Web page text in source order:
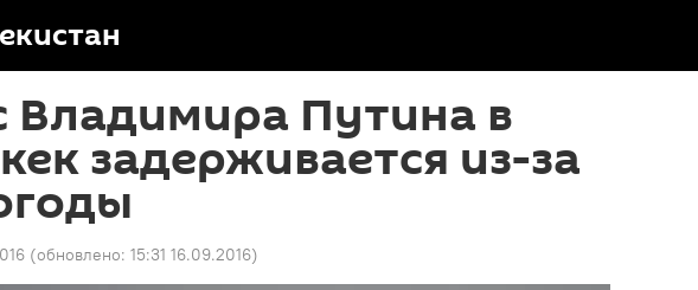
Владимира Путина в
задерживается из-за
(обновлено: 15:31 16.09.2016)